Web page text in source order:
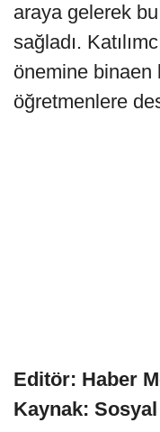
araya gelerek
sağladı.
önemine binaen
öğretmenlere
Editör: Haber
Kaynak: